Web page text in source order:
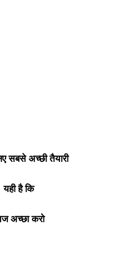
सबसे अच्छी तैयारी
यही है कि
अच्छा करो